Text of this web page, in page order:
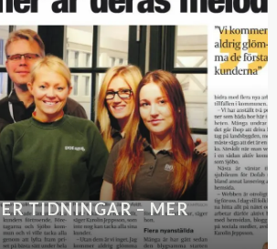
TIDNINGAR – MER